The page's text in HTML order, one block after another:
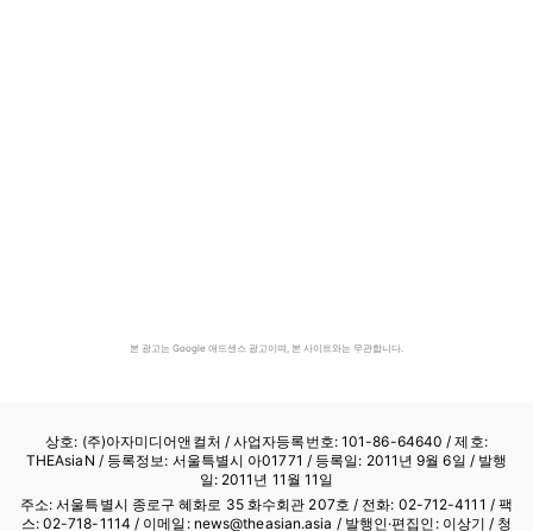
본 광고는 Google 애드센스 광고이며, 본 사이트와는 무관합니다.
상호: (주)아자미디어앤컬처 /사업자등록번호: 101-86-64640 / 제호:
THEAsiaN / 등록정보: 서울특별시 아01771 / 등록일: 2011년 9월 6일 / 발행
일: 2011년 11월 11일
주소: 서울특별시 종로구 혜화로 35 화수회관 207호 / 전화: 02-712-4111 / 팩
스: 02-718-1114 / 이메일: news@theasian.asia / 발행인·편집인: 이상기 / 청